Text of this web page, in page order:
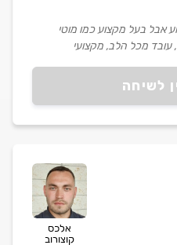
לשיחה
אבל בעל מקצוע כמו מוטי
עובד מכל הלב, מקצועי
מרוצה. תודה רבה!״
אלכס
קוצורוב